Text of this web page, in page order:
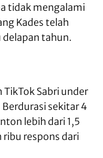
tidak mengalami
Kades telah
delapan tahun.
Sabri under
Berdurasi sekitar 4
lebih dari 1,5
respons dari